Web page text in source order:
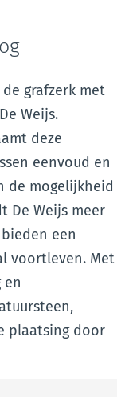
grafzerk met
Weijs.
deze
eenvoud en
de mogelijkheid
De Weijs meer
een
voortleven. Met
en
plaatsing door